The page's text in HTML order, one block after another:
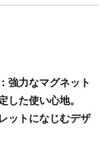
強力なマグネット
した使い心地。
ットになじむデザ